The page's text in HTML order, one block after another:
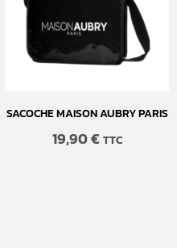
SACOCHE MAISON AUBRY PARIS
19,90€ TTC